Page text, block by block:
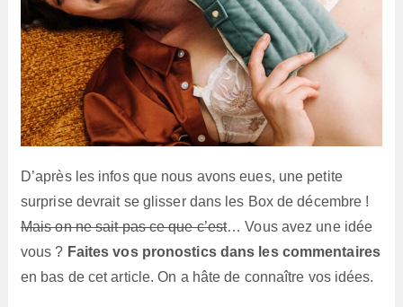
D’après les infos que nous avons eues, une petite
surprise devrait se glisser dans les Box de décembre !
Mais on ne sait pas ce que c’est… Vous avez une idée
vous ? Faites vos pronostics dans les commentaires
en bas de cet article. On a hâte de connaître vos idées.